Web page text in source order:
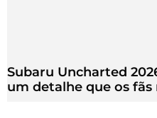
Subaru Uncharted
um detalhe que os